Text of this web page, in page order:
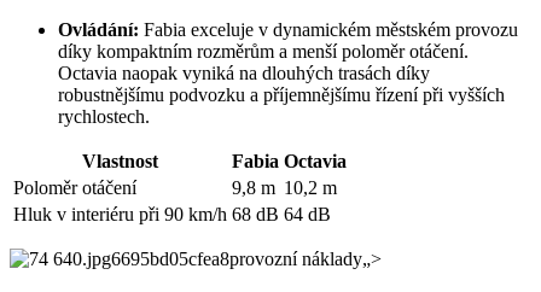
Ovládání: Fabia exceluje v dynamickém městském provozu
díky kompaktním rozměrům a menší poloměr otáčení.
Octavia naopak vyniká na dlouhých trasách díky
robustnějšímu podvozku a příjemnějšímu řízení při vyšších
rychlostech.
Vlastnost Fabia Octavia
Poloměr otáčení
9,8 m 10,2 m
Hluk v interiéru při 90 km/h 68 dB 64 dB
provozní náklady„>